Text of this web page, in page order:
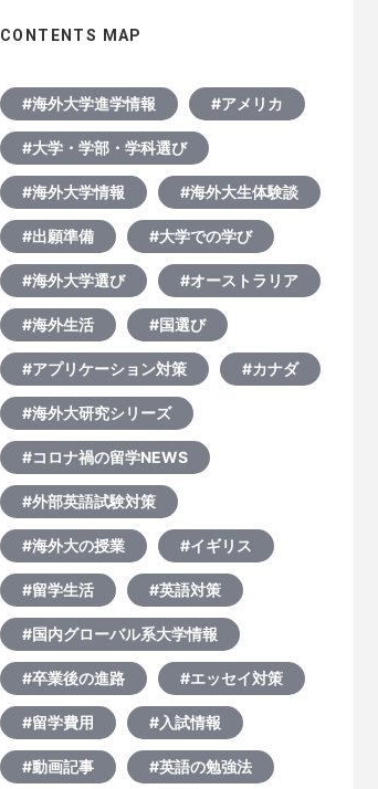
CONTENTS MAP
#海外大学進学情報 #アメリカ
#大学・学部・学科選び
#海外大学情報 #海外大生体験談
#出願準備 #大学での学び
#海外大学選び #オーストラリア
#海外生活 #国選び
#アプリケーション対策 #カナダ
#海外大研究シリーズ
#コロナ禍の留学NEWS
#外部英語試験対策
#海外大の授業 #イギリス
#留学生活 #英語対策
#国内グローバル系大学情報
#卒業後の進路 #エッセイ対策
#留学費用 #入試情報
#動画記事 #英語の勉強法